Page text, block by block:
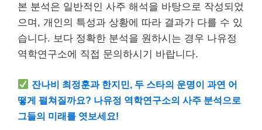
본 분석은 일반적인 사주 해석을 바탕으로 작성되었
으며, 개인의 특성과 상황에 따라 결과가 다를 수 있
습니다. 보다 정확한 분석을 원하시는 경우 나유정
역학연구소에 직접 문의하시기 바랍니다.
잔나비 최정훈과 한지민, 두 스타의 운명이 과연 어
떻게 펼쳐질까요? 나유정 역학연구소의 사주 분석으로
그들의 미래를 엿보세요!